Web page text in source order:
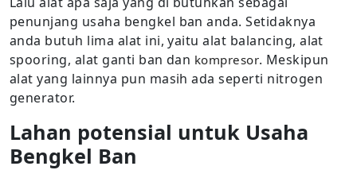
penunjang usaha bengkel ban anda. Setidaknya
anda butuh lima alat ini, yaitu alat balancing, alat
spooring, alat ganti ban dan kompresor. Meskipun
alat yang lainnya pun masih ada seperti nitrogen
generator.
Lahan potensial untuk Usaha
Bengkel Ban